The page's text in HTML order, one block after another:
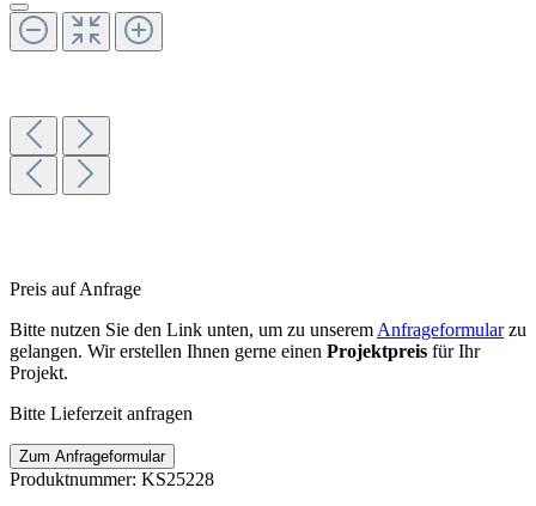
Preis auf Anfrage
Bitte nutzen Sie den Link unten, um zu unserem Anfrageformularzu
gelangen. Wir erstellen Ihnen gerne einen Projektpreis für Ihr
Projekt.
Bitte Lieferzeit anfragen
Zum Anfrageformular
Produktnummer: KS25228